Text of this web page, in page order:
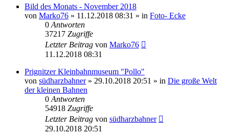
Bild des Monats - November 2018
von Marko76 » 11.12.2018 08:31 » in Foto- Ecke
0 Antworten
37217 Zugriffe
Letzter Beitrag von Marko76
11.12.2018 08:31
Prignitzer Kleinbahnmuseum "Pollo"
von südharzbahner» 29.10.2018 20:51 » in Die große Welt
der kleinen Bahnen
0 Antworten
54918 Zugriffe
Letzter Beitrag von südharzbahner
29.10.2018 20:51